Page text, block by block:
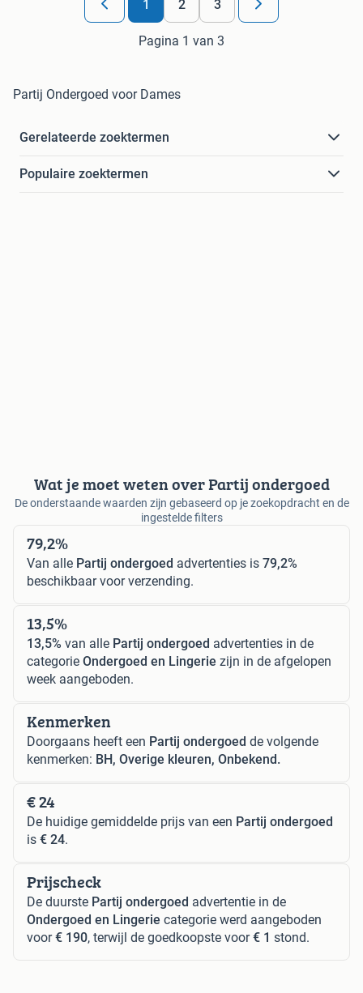
1 2 3
Pagina 1 van 3
Partij Ondergoed voor Dames
Gerelateerde zoektermen
Populaire zoektermen
Wat je moet weten over Partij ondergoed
De onderstaande waarden zijn gebaseerd op je zoekopdracht en de
ingestelde filters
79,2%
Van alle Partij ondergoed advertenties is 79,2%
beschikbaar voor verzending.
13,5%
13,5% van alle Partij ondergoed advertenties in de
categorie Ondergoed en Lingerie zijn in de afgelopen
week aangeboden.
Kenmerken
Doorgaans heeft een Partij ondergoed de volgende
kenmerken: BH, Overige kleuren, Onbekend.
€ 24
De huidige gemiddelde prijs van een Partij ondergoed
is € 24.
Prijscheck
De duurste Partij ondergoed advertentie in de
Ondergoed en Lingerie categorie werd aangeboden
voor€ 190, terwijl de goedkoopste voor€ 1 stond.